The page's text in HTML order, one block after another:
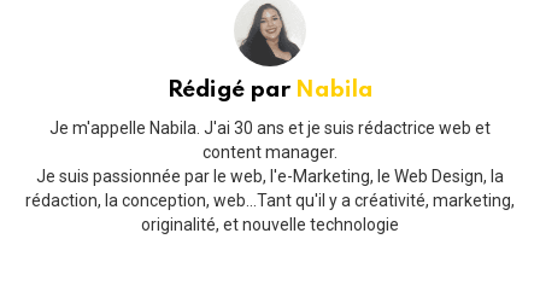
Rédigé par Nabila
Je m'appelle Nabila. J'ai 30 ans et je suis rédactrice web et
content manager.
Je suis passionnée par le web, l'e-Marketing, le Web Design, la
rédaction, la conception, web...Tant qu'il y a créativité, marketing,
originalité, et nouvelle technologie